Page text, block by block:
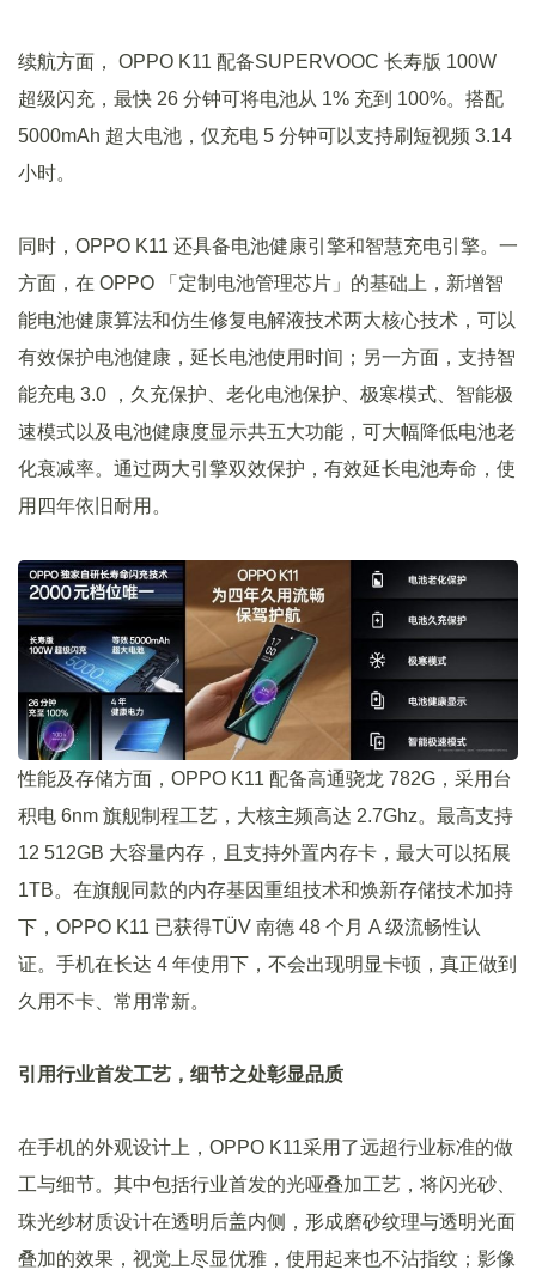
续航方面， OPPO K11 配备SUPERVOOC 长寿版 100W
超级闪充，最快 26 分钟可将电池从 1% 充到 100%。搭配
5000mAh 超大电池，仅充电 5 分钟可以支持刷短视频 3.14
小时。
同时，OPPO K11 还具备电池健康引擎和智慧充电引擎。一
方面，在 OPPO 「定制电池管理芯片」的基础上，新增智
能电池健康算法和仿生修复电解液技术两大核心技术，可以
有效保护电池健康，延长电池使用时间；另一方面，支持智
能充电 3.0 ，久充保护、老化电池保护、极寒模式、智能极
速模式以及电池健康度显示共五大功能，可大幅降低电池老
化衰减率。通过两大引擎双效保护，有效延长电池寿命，使
用四年依旧耐用。
性能及存储方面，OPPO K11 配备高通骁龙 782G，采用台
积电 6nm 旗舰制程工艺，大核主频高达 2.7Ghz。最高支持
12 512GB 大容量内存，且支持外置内存卡，最大可以拓展
1TB。在旗舰同款的内存基因重组技术和焕新存储技术加持
下，OPPO K11 已获得TÜV 南德 48 个月 A 级流畅性认
证。手机在长达 4 年使用下，不会出现明显卡顿，真正做到
久用不卡、常用常新。
引用行业首发工艺，细节之处彰显品质
在手机的外观设计上，OPPO K11采用了远超行业标准的做
工与细节。其中包括行业首发的光哑叠加工艺，将闪光砂、
珠光纱材质设计在透明后盖内侧，形成磨砂纹理与透明光面
叠加的效果，视觉上尽显优雅，使用起来也不沾指纹；影像